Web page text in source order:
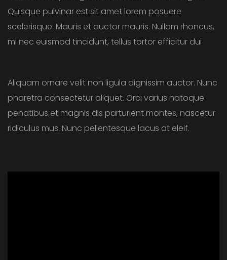
Quisque pulvinar est sit amet lorem posuere
scelerisque. Mauris et auctor mauris. Nullam rhoncus,
mi nec euismod tincidunt, tellus tortor efficitur dui
Aliquam ornare velit non ligula dignissim auctor. Nunc
pharetra consectetur aliquet. Orci varius natoque
penatibus et magnis dis parturient montes, nascetur
ridiculus mus. Nunc pellentesque lacus at eleif.